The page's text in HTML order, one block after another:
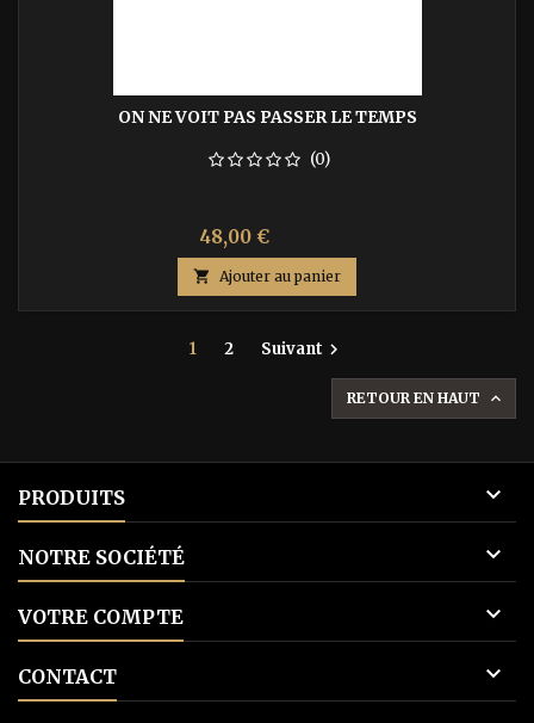
ON NE VOIT PAS PASSER LE TEMPS
(0)
Prix
48,00 €
base
 Ajouter au panier
1 2 Suivant 
RETOUR EN HAUT 
PRODUITS 
NOTRE SOCIÉTÉ 
VOTRE COMPTE 
CONTACT 